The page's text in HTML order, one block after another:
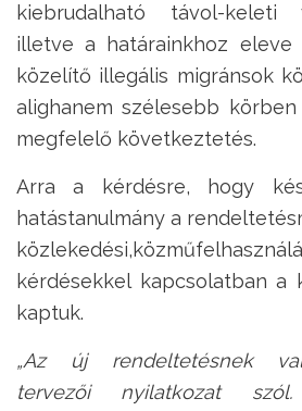
kiebrudalható távol-keleti
illetve a határainkhoz eleve
közelítő illegális migránsok
alighanem szélesebb
megfelelő következtetés.
Arra a kérdésre, hogy
hatástanulmány a
kérdésekkel kapcsolatban a
kaptuk.
„Az új rendeltetésnek
tervezői nyilatkozat